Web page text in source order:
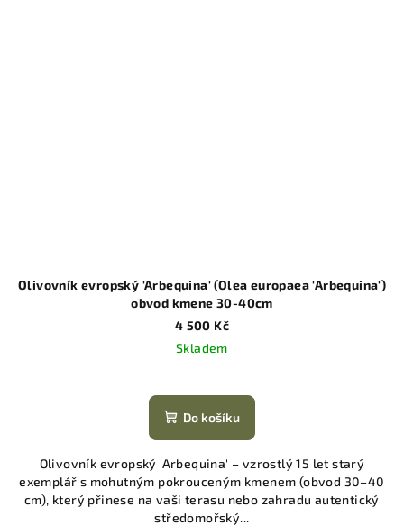
Olivovník evropský 'Arbequina' (Olea europaea 'Arbequina')
obvod kmene 30-40cm
4 500 Kč
Skladem
Do košíku
Olivovník evropský 'Arbequina' – vzrostlý 15 let starý
exemplář s mohutným pokrouceným kmenem (obvod 30–40
cm), který přinese na vaši terasu nebo zahradu autentický
středomořský...